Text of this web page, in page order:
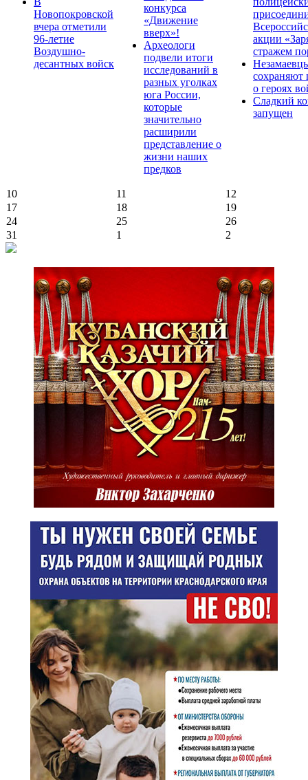
Новопокровской
вчера отметили
96-летие
Воздушно-
десантных войск
конкурса
«Движение
вверх»!
Археологи
подвели итоги
исследований в
разных уголках
юга России,
которые
значительно
расширили
представление о
жизни наших
предков
акции
стражем
сохраняют
о героях
Сладкий
запущен
10 11
12
17
18
19
24
25
26
31
1 2